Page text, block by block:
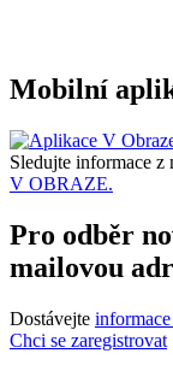
Mobilní
Sledujte informace z
V OBRAZE.
Pro odběr
mailovou
Dostávejte
Chci se zaregistrovat